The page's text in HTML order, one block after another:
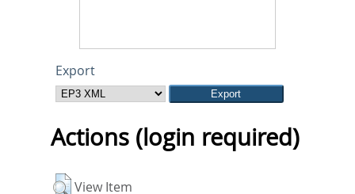
Export
Actions (login required)
View Item